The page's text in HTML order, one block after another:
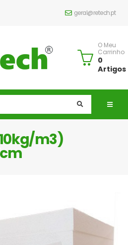
geral@retech.pt
O Meu
Carrinho
0
Artigos
m3)